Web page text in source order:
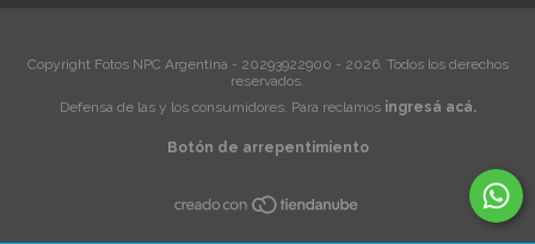
Copyright Fotos NPC Argentina - 20293922900 - 2026. Todos los derechos
reservados.
Defensa de las y los consumidores. Para reclamos ingresá acá.
Botón de arrepentimiento